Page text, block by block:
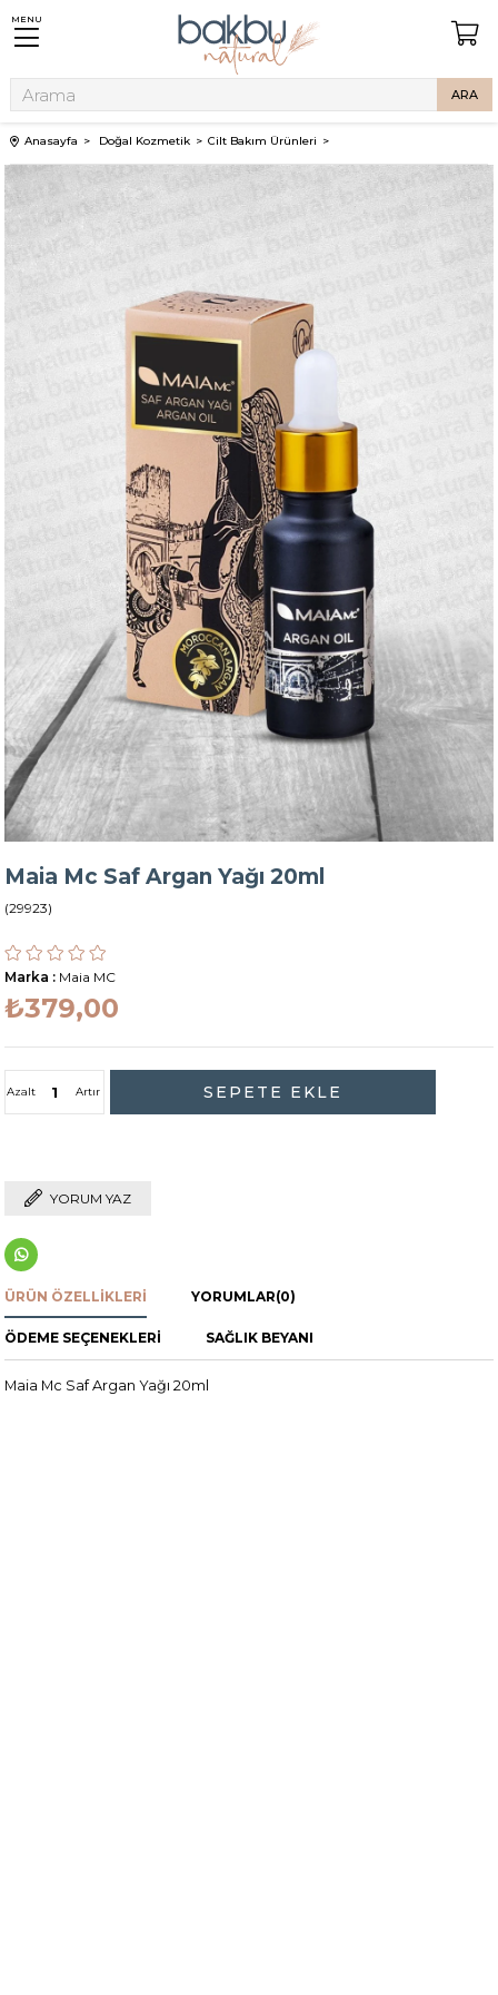
MENU
Anasayfa Doğal Kozmetik Cilt Bakım Ürünleri
Maia Mc Saf Argan Yağı 20ml
(29923)
Marka : Maia MC
₺379,00
Artır
Azalt
YORUM YAZ
ÜRÜN ÖZELLIKLERI YORUMLAR(0)
ÖDEME SEÇENEKLERI SAĞLIK BEYANI
Maia Mc Saf Argan Yağı 20ml